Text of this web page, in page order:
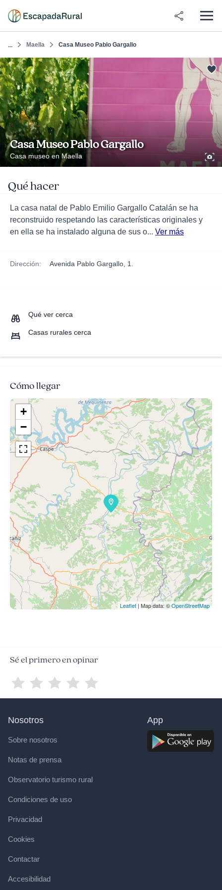
... Maella Casa Museo Pablo Gargallo
Casa Museo Pablo Gargallo
Casa museo en Maella
Qué hacer
La casa natal de Pablo Emilio Gargallo Catalán se ha
reconstruido respetando las características originales y
en ella se ha instalado alguna de sus o... Ver más
Dirección: Avenida Pablo Gargallo, 1.
Qué ver cerca
Casas rurales cerca
Cómo llegar
+
−
Leaflet | Map data: ©OpenStreetMap
Sé el primero en opinar
Nosotros
Sobre nosotros
Notas de prensa
Observatorio turismo rural
Condiciones de uso
Privacidad
Cookies
Contactar
Accesibilidad
App